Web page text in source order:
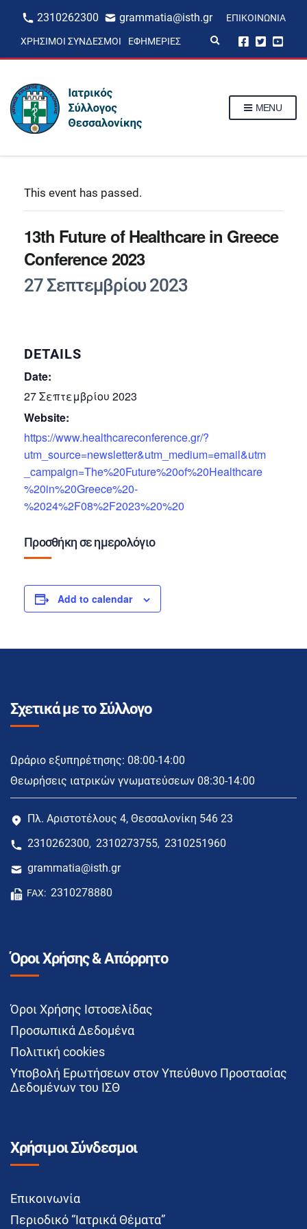
2310262300 grammatia@isth.gr ΕΠΙΚΟΙΝΩΝΊΑ
ΧΡΉΣΙΜΟΙ ΣΎΝΔΕΣΜΟΙ ΕΦΗΜΕΡΊΕΣ
p
MENU
This event has passed.
13th Future of Healthcare in Greece
Conference 2023
27 Σεπτεμβρίου 2023
DETAILS
Date:
27 Σεπτεμβρίου 2023
Website:
https://www.healthcareconference.gr/?
utm_source=newsletter&utm_medium=email&utm
_campaign=The%20Future%20of%20Healthcare
%20in%20Greece%20-
%2024%2F08%2F2023%20%20
Προσθήκη σε ημερολόγιο
Add to calendar
Σχετικά με το Σύλλογο
Ωράριο εξυπηρέτησης: 08:00-14:00
Θεωρήσεις ιατρικών γνωματεύσεων 08:30-14:00
Πλ. Αριστοτέλους 4, Θεσσαλονίκη 546 23
2310262300, 2310273755, 2310251960
grammatia@isth.gr
FAX: 2310278880
Όροι Χρήσης & Απόρρητο
Όροι Χρήσης Ιστοσελίδας
Προσωπικά Δεδομένα
Πολιτική cookies
Υποβολή Ερωτήσεων στον Υπεύθυνο Προστασίας
Δεδομένων του ΙΣΘ
Χρήσιμοι Σύνδεσμοι
Επικοινωνία
Περιοδικό “Ιατρικά Θέματα”